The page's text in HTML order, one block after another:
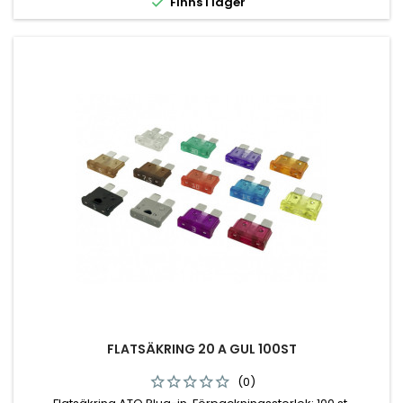
FLATSÄKRING 20 A GUL 100ST
(0)